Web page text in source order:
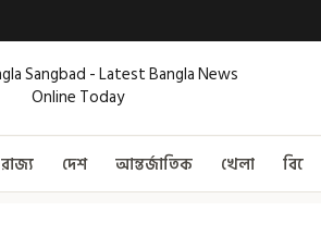
রাজ্য দেশ আন্তর্জাতিক খেলা